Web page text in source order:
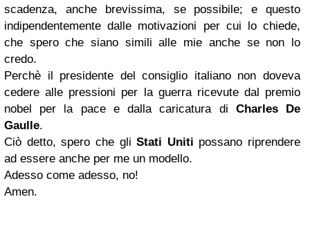
scadenza, anche brevissima, se possibile; e questo
indipendentemente dalle motivazioni per cui lo chiede,
che spero che siano simili alle mie anche se non lo
credo.
Perchè il presidente del consiglio italiano non doveva
cedere alle pressioni per la guerra ricevute dal premio
nobel per la pace e dalla caricatura di Charles De
Gaulle.
Ciò detto, spero che gliStati Uniti possano riprendere
ad essere anche per me un modello.
Adesso come adesso, no!
Amen.